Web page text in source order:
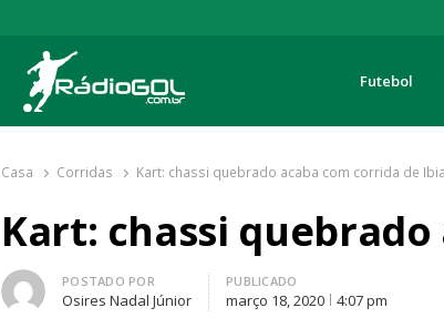
Rádio Gol
Há mais de 20 anos com as melhores coberturas
Futebol
Casa Corridas Kart: chassi quebrado acaba com corrida de
Kart: chassi
Autor
POSTADO POR
Osires Nadal Júnior
PUBLICADO
março 18, 2020 4:07 pm